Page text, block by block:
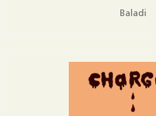
Baladi